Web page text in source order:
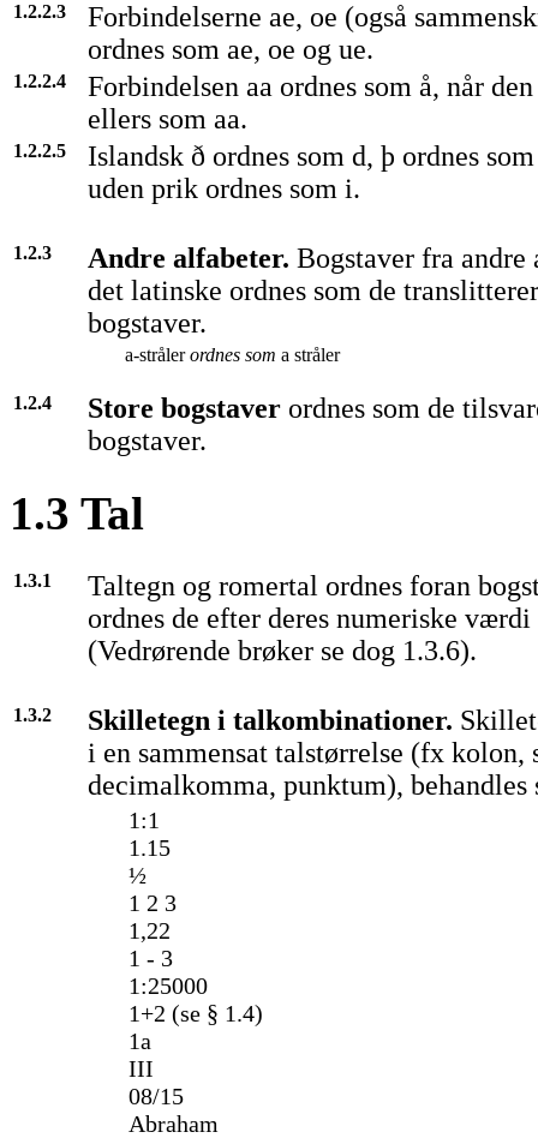
1.2.2.3
Forbindelserne ae, oe (også
ordnes som ae, oe og ue.
1.2.2.4
Forbindelsen aa ordnes som å, når
ellers som aa.
1.2.2.5
Islandsk ð ordnes som d, þ ordnes
uden prik ordnes som i.
1.2.3 Andre alfabeter. Bogstaver fra andre
det latinske ordnes som de
bogstaver.
a-strålerordnes som a stråler
1.2.4 Store bogstaver ordnes som de
bogstaver.
1.3 Tal
1.3.1
Taltegn og romertal ordnes foran
ordnes de efter deres numeriske
(Vedrørende brøker se dog 1.3.6).
1.3.2 Skilletegn i talkombinationer.
i en sammensat talstørrelse (fx kolon,
decimalkomma, punktum), behandles
1:1
1.15
½
1 2 3
1,22
1 - 3
1:25000
1+2 (se § 1.4)
1a
III
08/15
Abraham